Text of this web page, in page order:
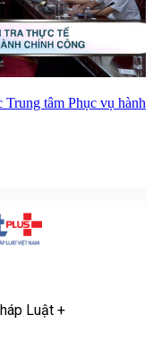
tâm Phục vụ hành
Luật +